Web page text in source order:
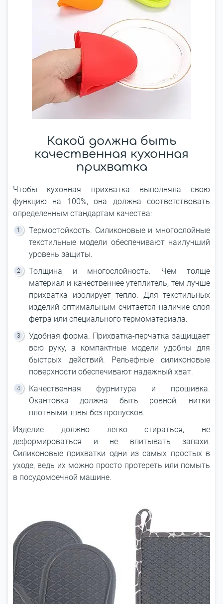
Какой должна быть
качественная кухонная
прихватка
Чтобы кухонная прихватка выполняла свою
функцию на 100%, она должна соответствовать
определенным стандартам качества:
Термостойкость. Силиконовые и многослойные
текстильные модели обеспечивают наилучший
уровень защиты.
Толщина и многослойность. Чем толще
материал и качественнее утеплитель, тем лучше
прихватка изолирует тепло. Для текстильных
изделий оптимальным считается наличие слоя
фетра или специального термоматериала.
Удобная форма. Прихватка-перчатка защищает
всю руку, а компактные модели удобны для
быстрых действий. Рельефные силиконовые
поверхности обеспечивают надежный хват.
Качественная фурнитура и прошивка.
Окантовка должна быть ровной, нитки
плотными, швы без пропусков.
Изделие должно легко стираться, не
деформироваться и не впитывать запахи.
Силиконовые прихватки одни из самых простых в
уходе, ведь их можно просто протереть или помыть
в посудомоечной машине.